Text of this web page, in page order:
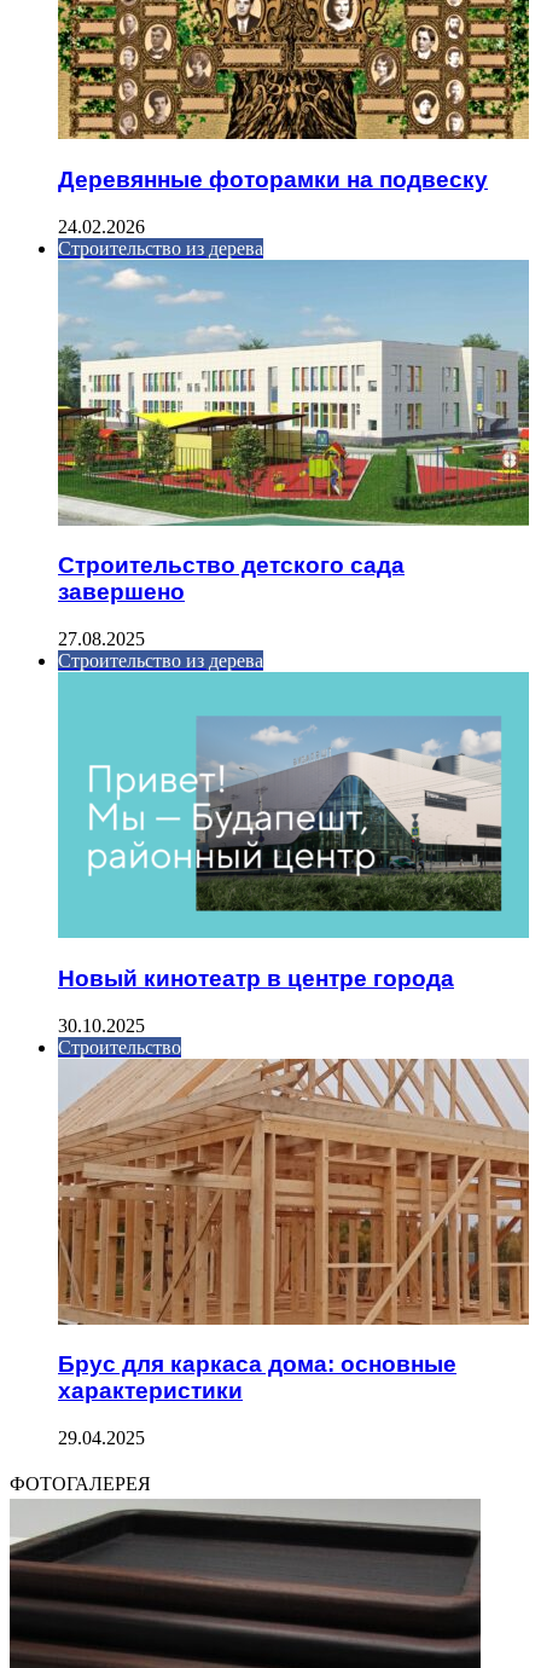
Деревянные фоторамки на подвеску
24.02.2026
Строительство из дерева
Строительство детского сада
завершено
27.08.2025
Строительство из дерева
Новый кинотеатр в центре города
30.10.2025
Строительство
Брус для каркаса дома: основные
характеристики
29.04.2025
ФОТОГАЛЕРЕЯ